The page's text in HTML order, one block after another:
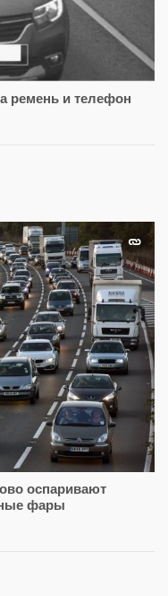
ремень и телефон
оспаривают
фары